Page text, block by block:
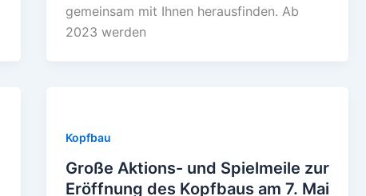
gemeinsam mit Ihnen herausfinden. Ab
2023 werden
Kopfbau
Große Aktions- und Spielmeile zur
Eröffnung des Kopfbaus am 7. Mai